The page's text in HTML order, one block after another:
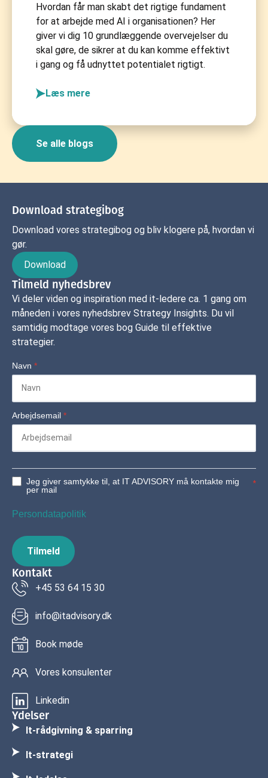
Hvordan får man skabt det rigtige fundament
for at arbejde med AI i organisationen? Her
giver vi dig 10 grundlæggende overvejelser du
skal gøre, de sikrer at du kan komme effektivt
i gang og få udnyttet potentialet rigtigt.
Læs mere
Se alle blogs
Tilmeld nyhedsbrev
Vi deler viden og inspiration med it-ledere ca. 1 gang om
måneden i vores nyhedsbrev Strategy Insights. Du vil
samtidig modtage vores bog Guide til effektive
strategier.
Navn *
Arbejdsemail *
Jeg giver samtykke til, at IT ADVISORY må kontakte mig
per mail
*
Persondatapolitik
Tilmeld
Download strategibog
Download vores strategibog og bliv klogere på, hvordan vi
gør.
Download
Ydelser
It-rådgivning & sparring
It-strategi
Kontakt
+45 53 64 15 30
info@itadvisory.dk
Book møde
Vores konsulenter
Linkedin